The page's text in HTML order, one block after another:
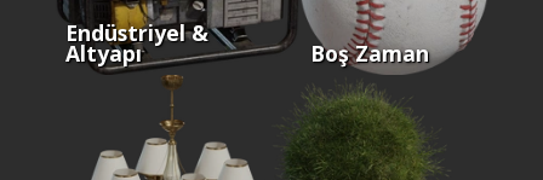
Endüstriyel &
Altyapı Boş Zaman